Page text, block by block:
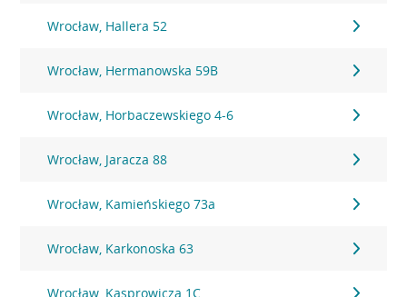
Wrocław, Hallera 52
Wrocław, Hermanowska 59B
Wrocław, Horbaczewskiego 4-6
Wrocław, Jaracza 88
Wrocław, Kamieńskiego 73a
Wrocław, Karkonoska 63
Wrocław, Kasprowicza 1C